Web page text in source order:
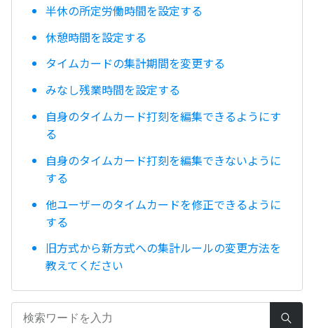
半休の所定労働時間を設定する
休憩時間を設定する
タイムカードの集計期間を変更する
みなし残業時間を設定する
自身のタイムカード打刻を編集できるようにす
る
自身のタイムカード打刻を編集できないように
する
他ユーザーのタイムカードを修正できるように
する
旧方式から新方式への集計ルールの変更方法を
教えてください